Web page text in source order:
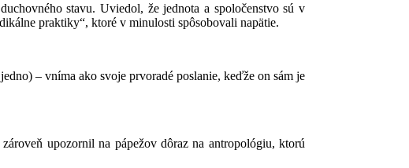
stavu. Uviedol, že jednota a spoločenstvo sú v
praktiky“, ktoré v minulosti spôsobovali napätie.
– vníma ako svoje prvoradé poslanie, keďže on sám je
upozornil na pápežov dôraz na antropológiu, ktorú